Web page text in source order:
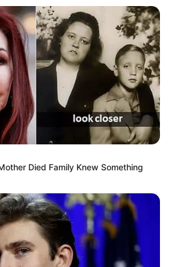
Died Family Knew Something